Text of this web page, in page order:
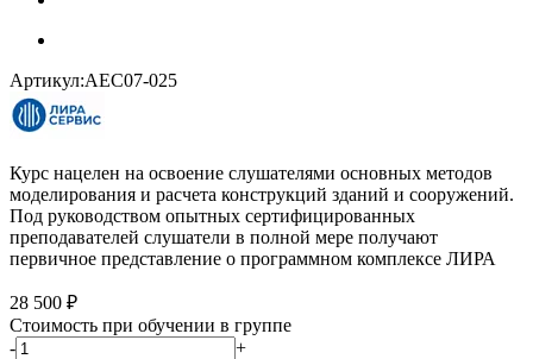
Артикул:AEC07-025
Курс нацелен на освоение слушателями основных методов
моделирования и расчета конструкций зданий и сооружений.
Под руководством опытных сертифицированных
преподавателей слушатели в полной мере получают
первичное представление о программном комплексе ЛИРА
28 500 ₽
Стоимость при обучении в группе
-
+